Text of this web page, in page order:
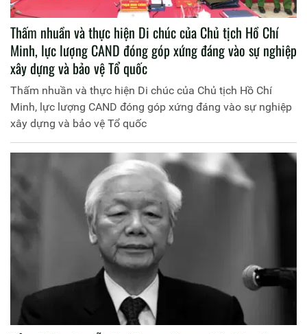
Thấm nhuần và thực hiện Di chúc của Chủ tịch Hồ Chí
Minh, lực lượng CAND đóng góp xứng đáng vào sự nghiệp
xây dựng và bảo vệ Tổ quốc
Thấm nhuần và thực hiện Di chúc của Chủ tịch Hồ Chí
Minh, lực lượng CAND đóng góp xứng đáng vào sự nghiệp
xây dựng và bảo vệ Tổ quốc